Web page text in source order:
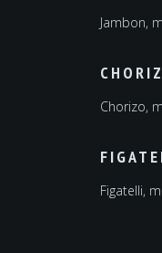
Jambon,
Chorizo,
Figatelli,